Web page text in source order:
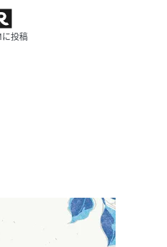
に投稿